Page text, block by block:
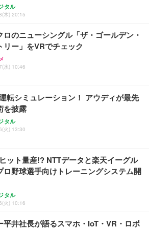
タル
木) 20:15
ロのニューシングル「ザ・ゴールデン・
リー」をVRでチェック
水) 10:46
転シミュレーション！ アウディが最先
を披露
タル
火) 13:30
ット量産!? NTTデータと楽天イーグル
ロ野球選手向けトレーニングシステム開
タル
火) 10:16
平井社長が語るスマホ・IoT・VR・ロボ